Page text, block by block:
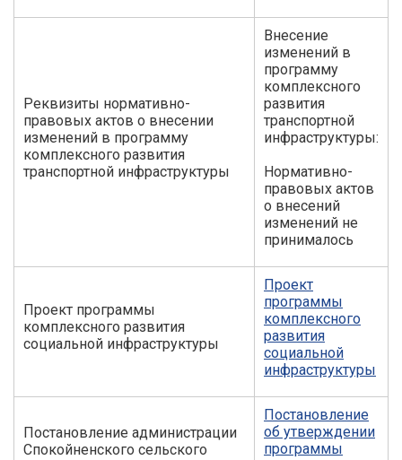
Реквизиты нормативно-
правовых актов о внесении
изменений в программу
комплексного развития
транспортной инфраструктуры
Внесение
изменений в
программу
комплексного
развития
транспортной
инфраструктуры:
Нормативно-
правовых актов
о внесений
изменений не
принималось
Проект программы
комплексного развития
социальной инфраструктуры
Проект
программы
комплексного
развития
социальной
инфраструктуры
Постановление администрации
Спокойненского сельского
Постановление
об утверждении
программы